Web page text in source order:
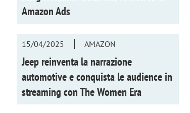
Amazon Ads
15/04/2025 AMAZON
Jeep reinventa la narrazione
automotive e conquista le audience in
streaming conThe Women Era